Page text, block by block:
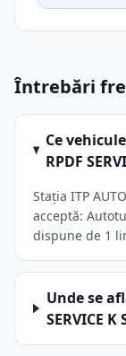
Întrebări
Ce
RPDF
Stația ITP
acceptă:
dispune de 1
Unde se
SERVICE K